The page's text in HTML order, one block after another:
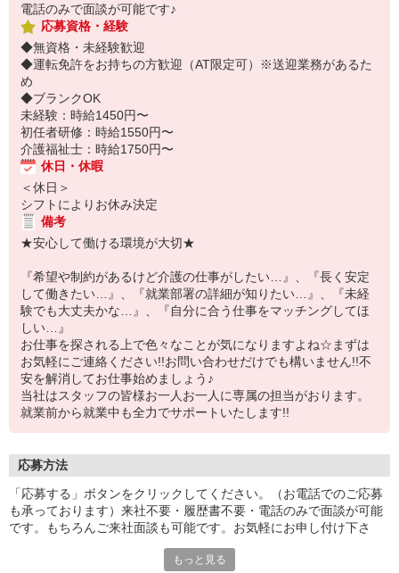
電話のみで面談が可能です♪
応募資格・経験
◆無資格・未経験歓迎
◆運転免許をお持ちの方歓迎（AT限定可）※送迎業務があるた
め
◆ブランクOK
未経験：時給1450円〜
初任者研修：時給1550円〜
介護福祉士：時給1750円〜
休日・休暇
＜休日＞
シフトによりお休み決定
備考
★安心して働ける環境が大切★
『希望や制約があるけど介護の仕事がしたい…』、『長く安定
して働きたい…』、『就業部署の詳細が知りたい…』、『未経
験でも大丈夫かな…』、『自分に合う仕事をマッチングしてほ
しい…』
お仕事を探される上で色々なことが気になりますよね☆まずは
お気軽にご連絡ください!!お問い合わせだけでも構いません!!不
安を解消してお仕事始めましょう♪
当社はスタッフの皆様お一人お一人に専属の担当がおります。
就業前から就業中も全力でサポートいたします!!
応募方法
「応募する」ボタンをクリックしてください。（お電話でのご応募
も承っております）来社不要・履歴書不要・電話のみで面談が可能
です。もちろんご来社面談も可能です。お気軽にお申し付け下さ
もっと見る